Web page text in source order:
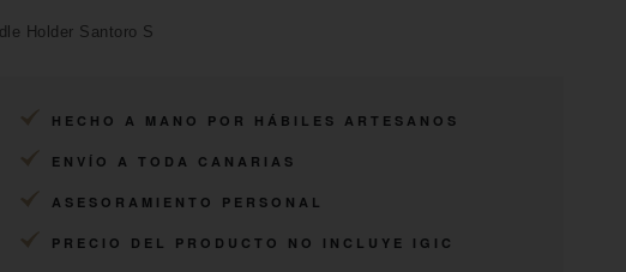
Holder Santoro S
HECHO A MANO POR HÁBILES ARTESANOS
ENVÍO A TODA CANARIAS
ASESORAMIENTO PERSONAL
PRECIO DEL PRODUCTO NO INCLUYE IGIC